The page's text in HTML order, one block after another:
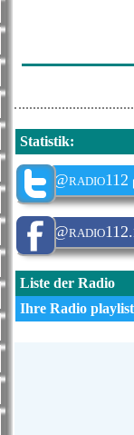
Statistik:
@radio112
Liste der Radio
Ihre Radio